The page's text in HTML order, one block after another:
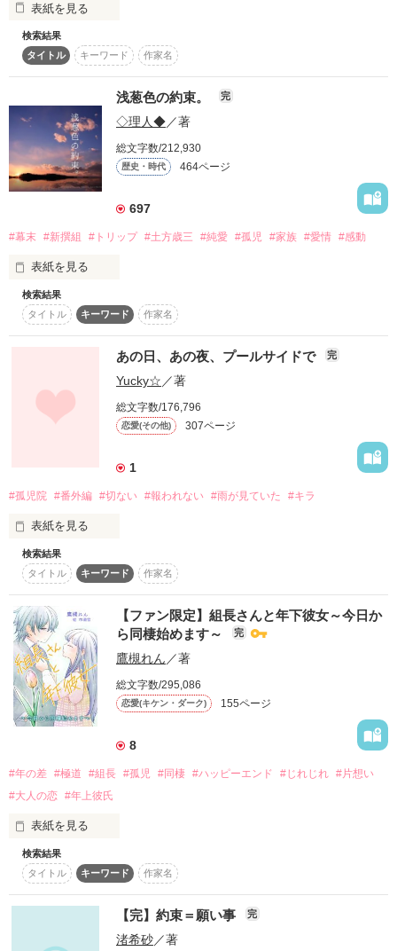
スターツ出版小説投稿サイト合同企画「1話からの長編大
賞」ベリーズカフェ会場
その他の条件 動画あり
両親を亡くし
孤児院で育った経験のある
孤児院の先生方も
共に暮らす孤児の子達も
優しくて、辛いことは
大人に・・・・
そんな大人の世界の方が
余程・・・おかしいと思う・・
幸せな生活を探さないと
いけないのだろう・・・・
作品を読む
表紙を見る
この世界に来て初めて見た情景は、寒々しい一面の雪景色
――。
それから十数年……聖王国ランシルエルトの地で、亡くなった
赤ん坊の身体に転生したシーリは、十六歳になった。
「この身体の持ち主のためにも、絶対ここを出て自分を捨てた
母親に会いに行ってやる――」そんな思いを抱えながら、貧乏
な孤児院兼教会でみなしごたちと共に、業突く張りの老シスタ
ー・ラミニに搾取される毎日。
しかし、転生して何度目かの聖女選別の儀で、その境遇は変わ
る。突如出現した魔物に立ち向かった時、なんと聖女の持つ特
ちっぽけな紙キレで……⁉
「――あなたを聖都にお連れ致します。新たな聖女シーリ」
聖王国騎士団長アルベールに連れ出され、民の生活を支える聖
女会の一員として迎えられたシーリは、次第に聖都での豊かな
生活に馴染みだす。だが、その出自を嫌う貴族の娘アンジェリ
カが排斥に動き出し……同時に大聖殿の見知らぬ部屋では、密
かにこの王国を揺るがす事態が進行して――。
他人の身体を借りて転生した少女の、けじめと幸せを追うフ
ァンタジー。
検索結果
タイトル
キーワード 作家名
浅葱色の約束。 完
◇理人◆／著
総文字数/212,930
歴史・時代 464ページ
697
#幕末 #新撰組 #トリップ #土方歳三 #純愛 #孤児 #家族 #愛情 #感動
表紙を見る
灯りの無い町、不恰好な握り飯、
刀を差した侍、月が照らす道。
出会いは、そんなもの。
『───寂しいってなぁに？』
愛情を知らずに育った少女がひとり、
幕末の世を彷徨う。
『笑ってくれ、トシ。…俺は鬼にはなりきれんよ』
『俺からすりゃあ近藤さん。あんたが一番の鬼だぜ』
人の生というものは、執着は、厄介なものだ。
“時として愛情は、哀しみを連れてくる”
検索結果
タイトル
キーワード 作家名
あの日、あの夜、プールサイドで 完
Yucky☆／著
総文字数/176,796
恋愛(その他) 307ページ
1
#孤児院 #番外編 #切ない #報われない #雨が見ていた #キラ
表紙を見る
俺、吉良光太郎
モットーは勝つためには
手段は選ばない
正義は勝つ
ではなく
勝ったものが正義となる。
愛は信じない
神様なんてこの世にいない
俺が信じるのは
検索結果
タイトル
キーワード 作家名
【ファン限定】組長さんと年下彼女～今日か
ら同棲始めます～
完
鷹槻れん ／著
総文字数/295,086
恋愛(キケン・ダーク) 155ページ
8
#年の差 #極道 #組長 #孤児 #同棲 #ハッピーエンド #じれじれ #片想い
#大人の恋 #年上彼氏
表紙を見る
児童養護施設『陽だまり』育ちの神田 芽生（かんだ めい/23
歳）は、勤め先のファミレス近くの小さな平屋に住んでいた
が、不審火による火事で焼け出されてしまう。
行くところがなくて途方に暮れていたところを、子供の頃から
見知っている相良京介（さがらきょうすけ/38歳）に拾われて、
彼の自宅マンションで家事をすることを条件に間借りをさせて
検索結果
タイトル
キーワード 作家名
【完】約束＝願い事 完
渚希砂／著